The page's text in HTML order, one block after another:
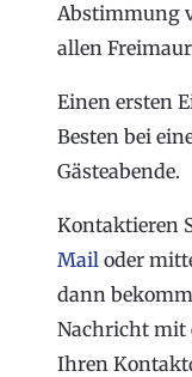
Abstimmung
allen
Einen ersten
Besten bei
Gästeabende.
Kontaktieren
Mail oder
dann
Nachricht mit
Ihren